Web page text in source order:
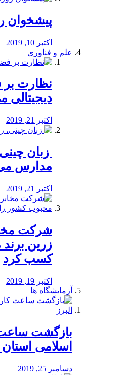
پیشخوان
اکتبر 10, 2019
علم و فناوری
نظارت
دیجیتالی
اکتبر 21, 2019
زبان
مدارس
اکتبر 21, 2019
شرکت
زرین
کسب کرد
اکتبر 19, 2019
آزمایشگاه ها
بازگشت ساعت
اسلامی استان
دسامبر 25, 2019